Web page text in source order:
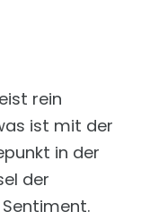
rein
ist mit der
in der
der